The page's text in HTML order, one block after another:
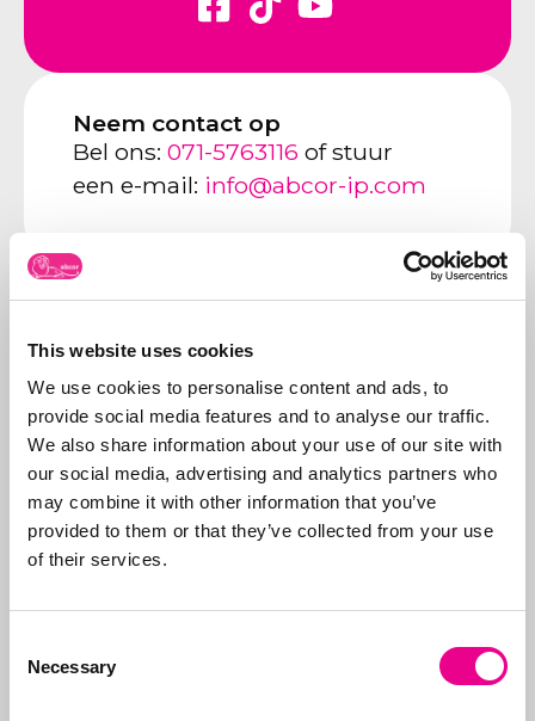
This website uses cookies
We use cookies to personalise content and ads, to
provide social media features and to analyse our traffic.
We also share information about your use of our site with
our social media, advertising and analytics partners who
may combine it with other information that you’ve
provided to them or that they’ve collected from your use
of their services.
Selection
Necessary
Neem contact op
Bel ons: 071-5763116 of stuur
een e-mail: info@abcor-ip.com
Over Abcor
Abcor is gespecialiseerd
in het aanvragen van
merken- en
modelrechten. Dit
doen wij in de
wereldwijd voor zowel
hetMKBals
bedrijven, maar vaak
eerste Benelux
Meer over
Abcor